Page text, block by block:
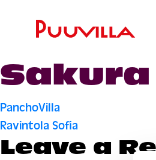
selaus
PanchoVilla
Ravintola Sofia
Leave a